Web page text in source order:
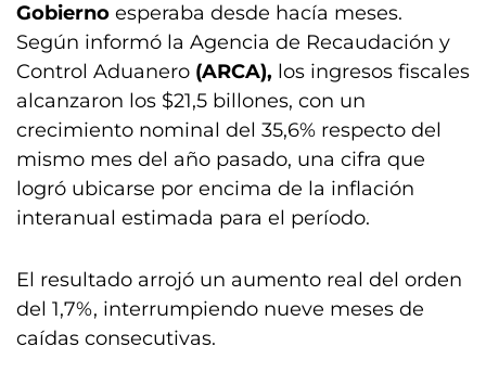
Gobierno esperaba desde hacía meses.
Según informó la Agencia de Recaudación y
Control Aduanero (ARCA), los ingresos fiscales
alcanzaron los $21,5 billones, con un
crecimiento nominal del 35,6% respecto del
mismo mes del año pasado, una cifra que
logró ubicarse por encima de la inflación
interanual estimada para el período.
El resultado arrojó un aumento real del orden
del 1,7%, interrumpiendo nueve meses de
caídas consecutivas.